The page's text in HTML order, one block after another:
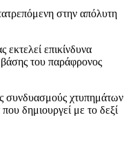
στην απόλυτη
επικίνδυνα
του παράφρονος
συνδυασμούς χτυπημάτων
δημιουργεί με το δεξί